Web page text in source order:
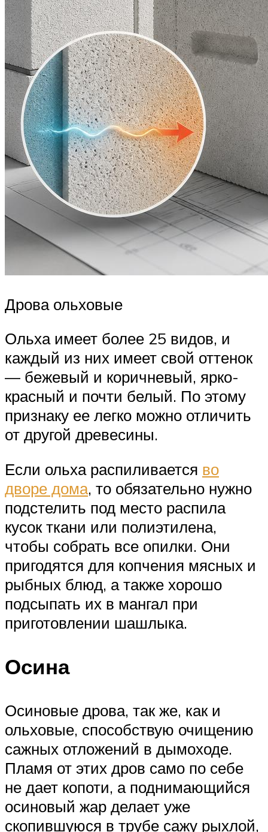
Дрова ольховые
Ольха имеет более 25 видов, и
каждый из них имеет свой оттенок
— бежевый и коричневый, ярко-
красный и почти белый. По этому
признаку ее легко можно отличить
от другой древесины.
Если ольха распиливается во
дворе дома, то обязательно нужно
подстелить под место распила
кусок ткани или полиэтилена,
чтобы собрать все опилки. Они
пригодятся для копчения мясных и
рыбных блюд, а также хорошо
подсыпать их в мангал при
приготовлении шашлыка.
Осина
Осиновые дрова, так же, как и
ольховые, способствую очищению
сажных отложений в дымоходе.
Пламя от этих дров само по себе
не дает копоти, а поднимающийся
осиновый жар делает уже
скопившуюся в трубе сажу рыхлой,